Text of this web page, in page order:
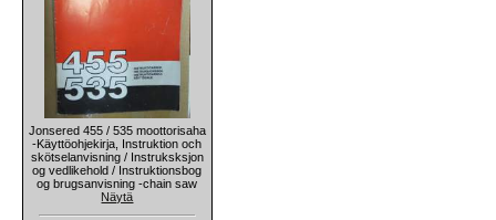
Jonsered 455 / 535 moottorisaha
-Käyttöohjekirja, Instruktion och
skötselanvisning / Instruksksjon
og vedlikehold / Instruktionsbog
og brugsanvisning -chain saw
Näytä